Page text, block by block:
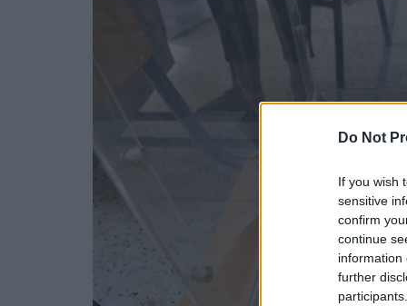
Do Not
If you wish
sensitive
confirm
continue
information
further